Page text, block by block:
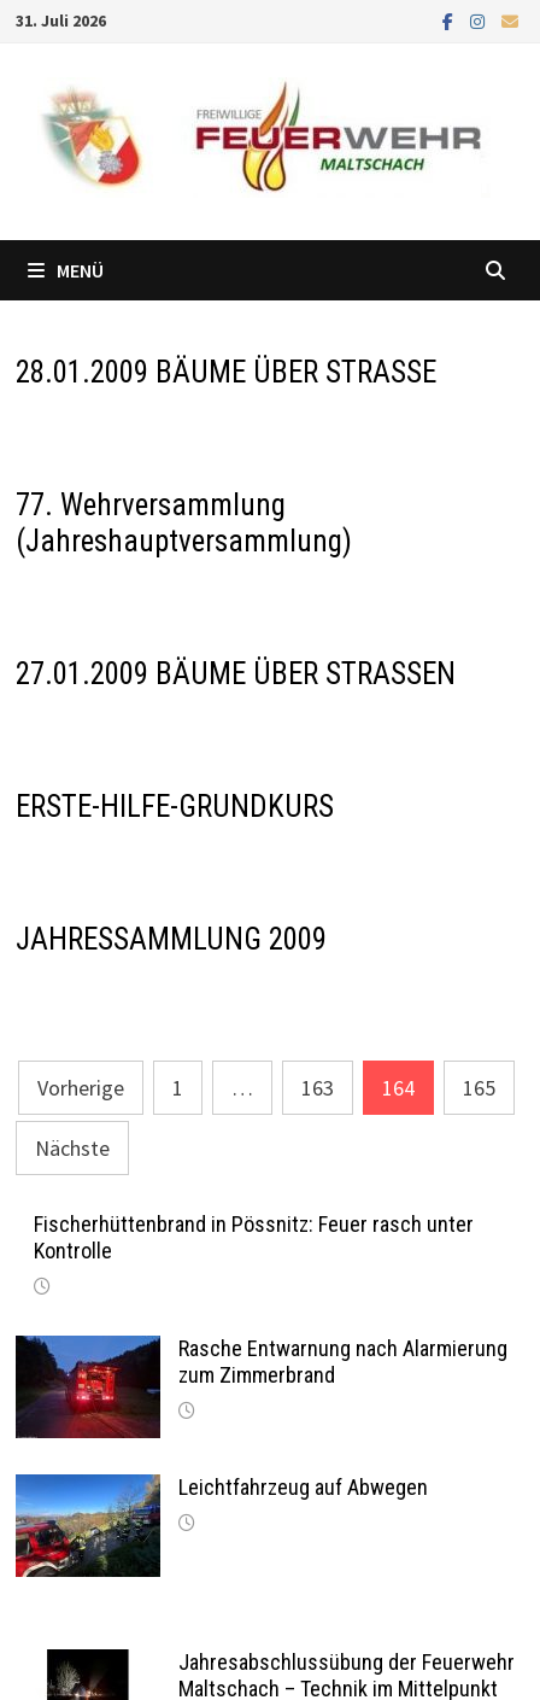
Zum
springen
31. Juli 2026
MENÜ
28.01.2009 BÄUME ÜBER STRASSE
77. Wehrversammlung
(Jahreshauptversammlung)
27.01.2009 BÄUME ÜBER STRASSEN
ERSTE-HILFE-GRUNDKURS
JAHRESSAMMLUNG 2009
Seitennummerierung
der
Beiträge
Vorherige 1 … 163 164 165
Nächste
Fischerhüttenbrand in Pössnitz: Feuer rasch unter
Kontrolle
Rasche Entwarnung nach Alarmierung
zum Zimmerbrand
Leichtfahrzeug auf Abwegen
Jahresabschlussübung der Feuerwehr
Maltschach – Technik im Mittelpunkt